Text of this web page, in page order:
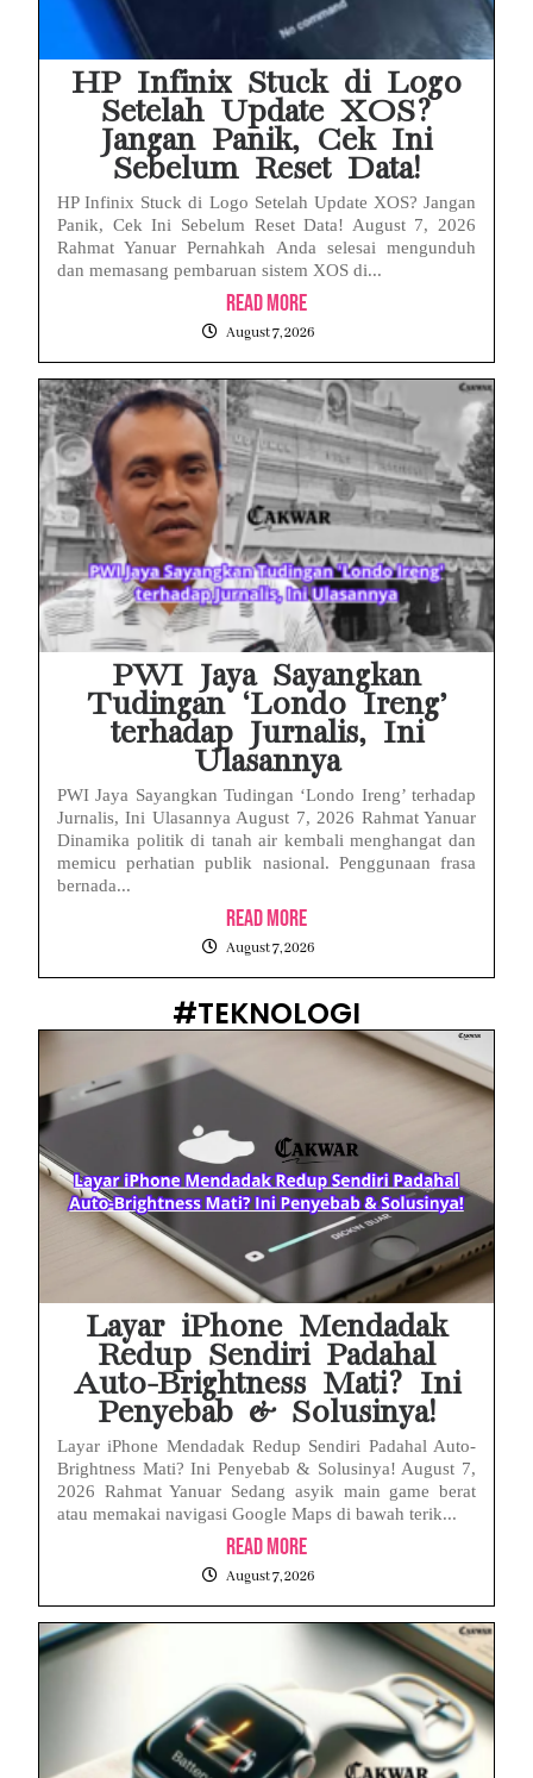
HP Infinix Stuck di Logo
Setelah Update XOS?
Jangan Panik, Cek Ini
Sebelum Reset Data!
HP Infinix Stuck di Logo Setelah Update XOS? Jangan
Panik, Cek Ini Sebelum Reset Data! August 7, 2026
Rahmat Yanuar Pernahkah Anda selesai mengunduh
dan memasang pembaruan sistem XOS di...
Read More
August 7, 2026
PWI Jaya Sayangkan
Tudingan ‘Londo Ireng’
terhadap Jurnalis, Ini
Ulasannya
PWI Jaya Sayangkan Tudingan ‘Londo Ireng’ terhadap
Jurnalis, Ini Ulasannya August 7, 2026 Rahmat Yanuar
Dinamika politik di tanah air kembali menghangat dan
memicu perhatian publik nasional. Penggunaan frasa
bernada...
Read More
August 7, 2026
#TEKNOLOGI
Layar iPhone Mendadak
Redup Sendiri Padahal
Auto-Brightness Mati? Ini
Penyebab & Solusinya!
Layar iPhone Mendadak Redup Sendiri Padahal Auto-
Brightness Mati? Ini Penyebab & Solusinya! August 7,
2026 Rahmat Yanuar Sedang asyik main game berat
atau memakai navigasi Google Maps di bawah terik...
Read More
August 7, 2026